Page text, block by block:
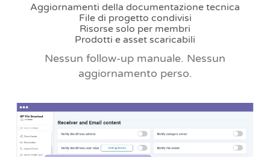
Aggiornamenti della documentazione tecnica
File di progetto condivisi
Risorse solo per membri
Prodotti e asset scaricabili
Nessun follow-up manuale. Nessun
aggiornamento perso.